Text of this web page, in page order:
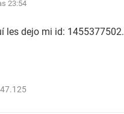
23:54
les dejo mi id: 1455377502.